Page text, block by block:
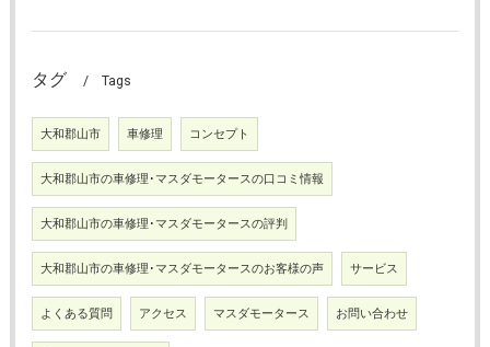
タグ Tags
大和郡山市 車修理 コンセプト
大和郡山市の車修理･マスダモータースの口コミ情報
大和郡山市の車修理･マスダモータースの評判
大和郡山市の車修理･マスダモータースのお客様の声 サービス
よくある質問 アクセス マスダモータース お問い合わせ